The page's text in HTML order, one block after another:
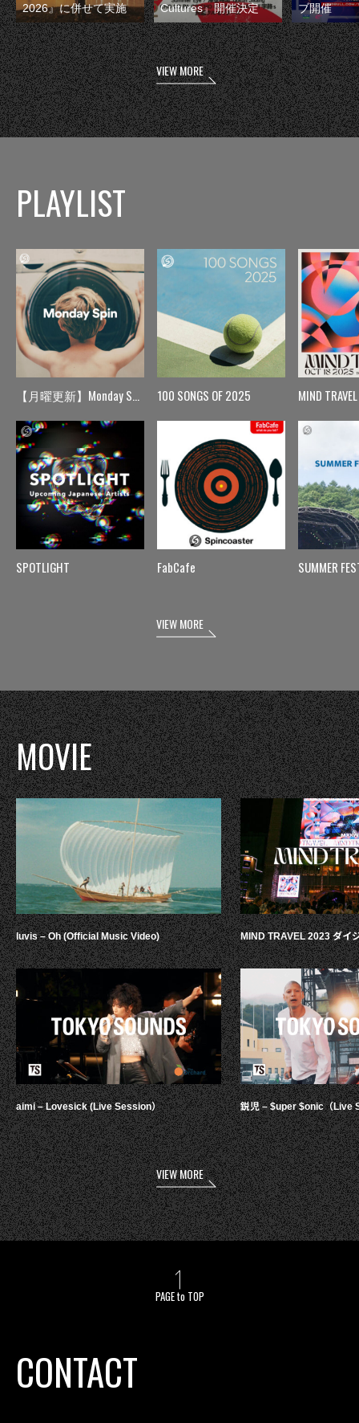
2026』に併せて実施
Cultures』開催決定
ブ開催
VIEW MORE
PLAYLIST
【月曜更新】Monday Spin
SPOTLIGHT
100 SONGS OF 2025
FabCafe
MIND TRAVEL
SUMMER
VIEW MORE
MOVIE
luvis – Oh (Official Music Video)
aimi – Lovesick (Live Session）
MIND TRAVEL 2023 ダイ
鋭児 – $uper $onic（Live
VIEW MORE
PAGE to TOP
CONTACT